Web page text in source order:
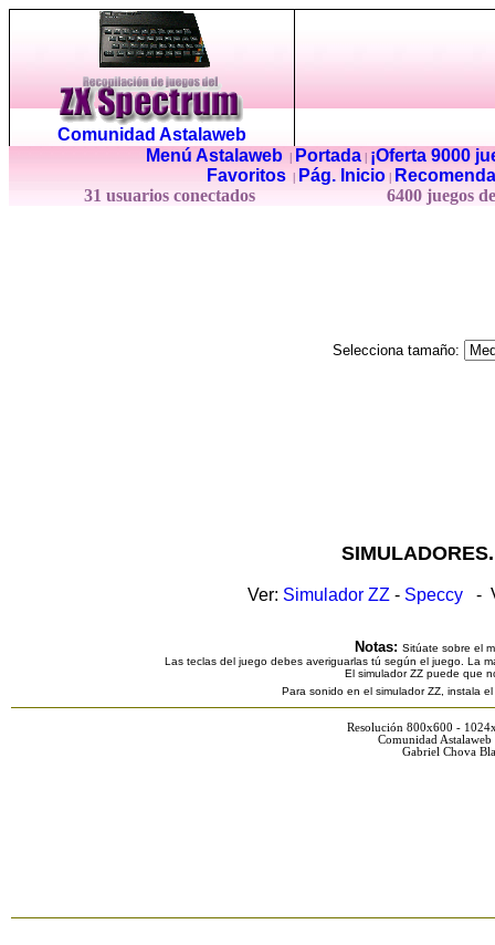
Comunidad Astalaweb
Menú Astalaweb| Portada|
¡Oferta 9000
Favoritos
Pág. Inicio
31 usuarios conectados
6400 juegos
Selecciona tamaño:
Ver: Simulador ZZ - Speccy -
Notas: Sitúate sobre el
Las teclas del juego debes averiguarlas tú según el juego. La
El simulador ZZ puede que
Para sonido en el simulador ZZ, instala
Resolución 800x600 -
Comunidad
Gabriel Chova